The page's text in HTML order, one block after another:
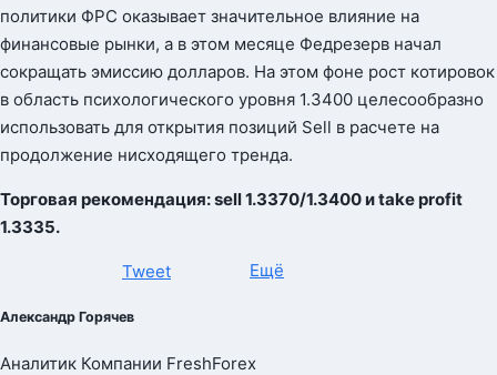
политики ФРС оказывает значительное влияние на
финансовые рынки, а в этом месяце Федрезерв начал
сокращать эмиссию долларов. На этом фоне рост котировок
в область психологического уровня 1.3400 целесообразно
использовать для открытия позиций Sell в расчете на
продолжение нисходящего тренда.
Торговая рекомендация: sell 1.3370/1.3400 и take profit
1.3335.
Tweet Ещё
Александр Горячев
Аналитик Компании FreshForex